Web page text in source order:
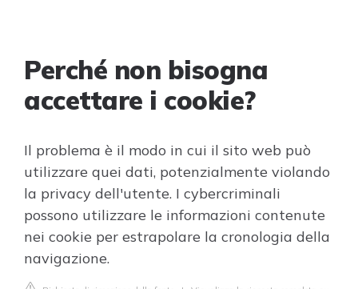
Perché non bisogna
accettare i cookie?
Il problema è il modo in cui il sito web può
utilizzare quei dati, potenzialmente violando
la privacy dell'utente. I cybercriminali
possono utilizzare le informazioni contenute
nei cookie per estrapolare la cronologia della
navigazione.